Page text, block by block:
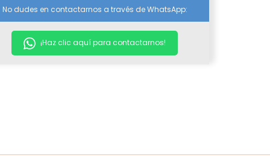
No dudes en contactarnos a través de WhatsApp:
¡Haz clic aquí para contactarnos!